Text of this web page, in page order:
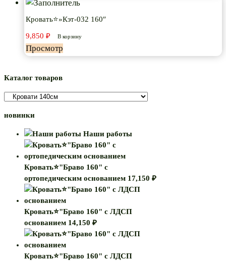
Кровать⭐»Кэт-032 160″
9,850 ₽ В корзину
Просмотр
Каталог товаров
новинки
Наши работы
Кровать⭐"Браво 160" с
ортопедическим основанием 17,150 ₽
Кровать⭐"Браво 160" с ЛДСП
основанием 14,150 ₽
Кровать⭐"Браво 160" с ЛДСП